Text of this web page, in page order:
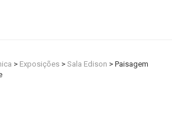
> Exposições > Sala Edison > Paisagem